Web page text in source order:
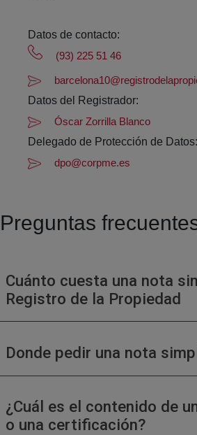
Datos de contacto:
(93) 225 51 46
Datos del Registrador:
Óscar Zorrilla Blanco
Delegado de Protección de Datos:
dpo@corpme.es
Preguntas
Cuánto cuesta una nota
Registro de la Propiedad
Donde pedir una nota
¿Cuál es el contenido de
o una certificación?